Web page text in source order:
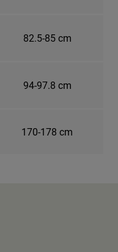
82.5-85 cm
94-97.8 cm
170-178 cm